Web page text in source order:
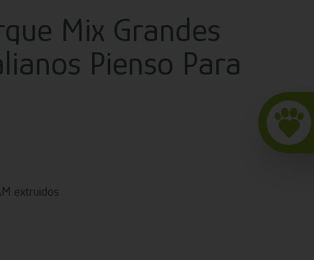
Mix Grandes
Pienso Para
extruidos